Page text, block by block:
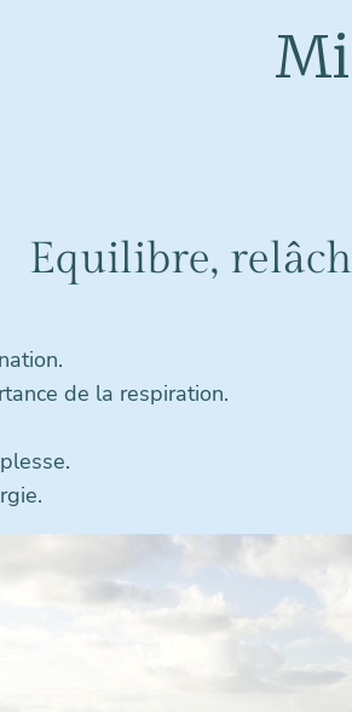
Equilibre,
de la respiration.